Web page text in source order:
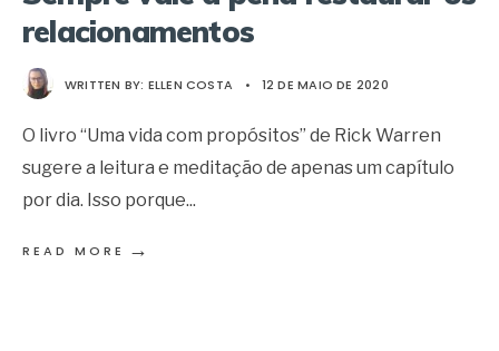
relacionamentos
WRITTEN BY: ELLEN COSTA • 12 DE MAIO DE 2020
O livro “Uma vida com propósitos” de Rick Warren
sugere a leitura e meditação de apenas um capítulo
por dia. Isso porque...
READ MORE →